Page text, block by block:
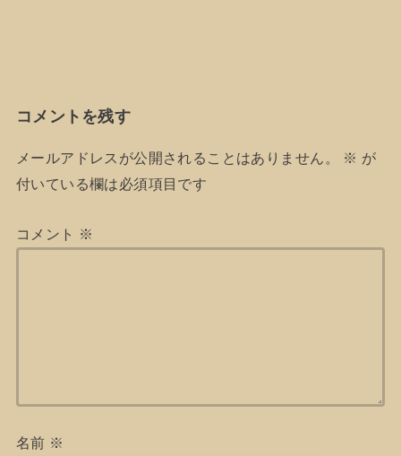
コメントを残す
メールアドレスが公開されることはありません。 ※ が
付いている欄は必須項目です
コメント ※
名前 ※